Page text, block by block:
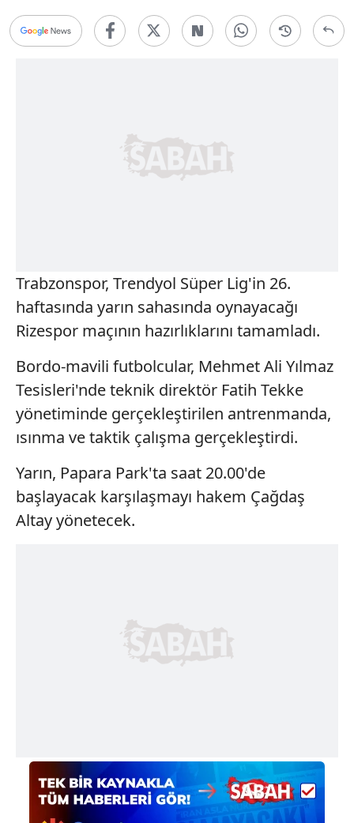
Trabzonspor, Trendyol Süper Lig'in 26.
haftasında yarın sahasında oynayacağı
Rizespor maçının hazırlıklarını tamamladı.
Bordo-mavili futbolcular, Mehmet Ali Yılmaz
Tesisleri'nde teknik direktör Fatih Tekke
yönetiminde gerçekleştirilen antrenmanda,
ısınma ve taktik çalışma gerçekleştirdi.
Yarın, Papara Park'ta saat 20.00'de
başlayacak karşılaşmayı hakem Çağdaş
Altay yönetecek.